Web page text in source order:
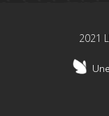
2021